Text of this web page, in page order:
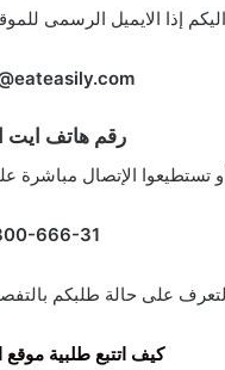
اليكم إذا الايميل الرسمى
رقم هاتف ايت
تستطيعوا الإتصال مباشرة
على حالة طلبكم
كيف اتتبع طلبية موقع